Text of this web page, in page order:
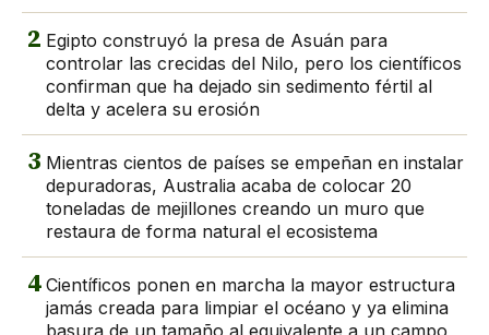
2 Egipto construyó la presa de Asuán para
controlar las crecidas del Nilo, pero los científicos
confirman que ha dejado sin sedimento fértil al
delta y acelera su erosión
3 Mientras cientos de países se empeñan en instalar
depuradoras, Australia acaba de colocar 20
toneladas de mejillones creando un muro que
restaura de forma natural el ecosistema
4 Científicos ponen en marcha la mayor estructura
jamás creada para limpiar el océano y ya elimina